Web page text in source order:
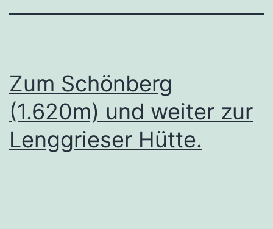
Zum Schönberg
(1.620m) und weiter zur
Lenggrieser Hütte.